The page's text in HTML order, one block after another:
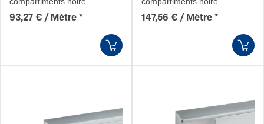
93,27 € / Mètre * 147,56 € / Mètre *